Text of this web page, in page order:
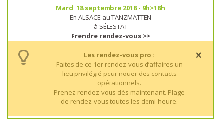
Mardi 18 septembre 2018 - 9h>18h
En ALSACE au TANZMATTEN
à SÉLESTAT
Prendre rendez-vous >>
Les rendez-vous pro :
Faites de ce 1er rendez-vous d’affaires un
lieu privilégié pour nouer des contacts
opérationnels.
Prenez-rendez-vous dès maintenant. Plage
de rendez-vous toutes les demi-heure.